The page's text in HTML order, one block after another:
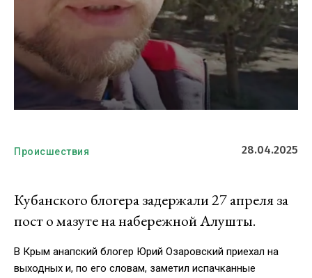
Происшествия 28.04.2025
Кубанского блогера задержали 27 апреля за
пост о мазуте на набережной Алушты.
В Крым анапский блогер Юрий Озаровский приехал на
выходных и, по его словам, заметил испачканные